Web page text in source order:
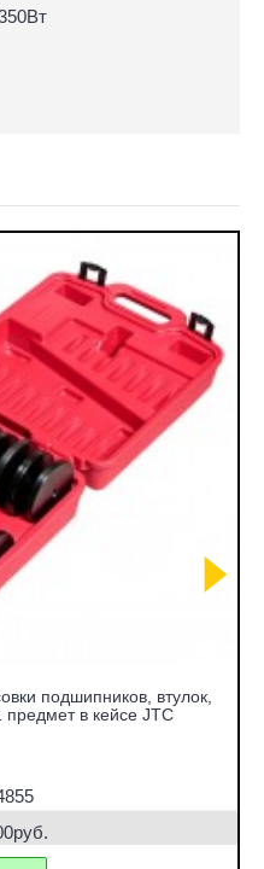
подшипников, втулок,
в кейсе JTC